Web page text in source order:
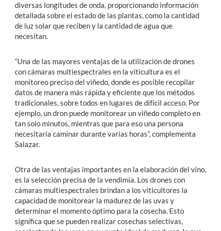
diversas longitudes de onda, proporcionando información
detallada sobre el estado de las plantas, como la cantidad
de luz solar que reciben y la cantidad de agua que
necesitan.
“Una de las mayores ventajas de la utilización de drones
con cámaras multiespectrales en la viticultura es el
monitoreo preciso del viñedo, donde es posible recopilar
datos de manera más rápida y eficiente que los métodos
tradicionales, sobre todos en lugares de difícil acceso. Por
ejemplo, un dron puede monitorear un viñedo completo en
tan solo minutos, mientras que para eso una persona
necesitaría caminar durante varias horas”, complementa
Salazar.
Otra de las ventajas importantes en la elaboración del vino,
es la selección precisa de la vendimia. Los drones con
cámaras multiespectrales brindan a los viticultores la
capacidad de monitorear la madurez de las uvas y
determinar el momento óptimo para la cosecha. Esto
significa que se pueden realizar cosechas selectivas,